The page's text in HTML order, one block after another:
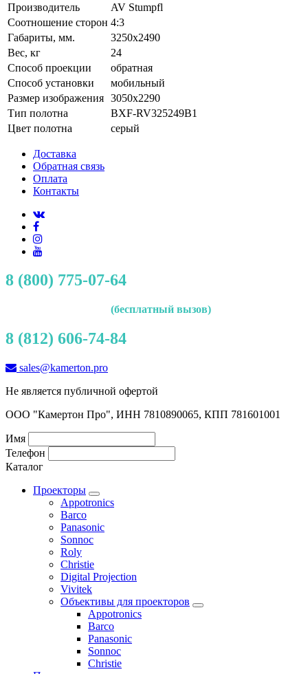
Производитель
AV Stumpfl
Соотношение сторон 4:3
Габариты, мм.
3250x2490
Вес, кг
24
Способ проекции
обратная
Способ установки
мобильный
Размер изображения 3050x2290
Тип полотна
BXF-RV325249B1
Цвет полотна
серый
Доставка
Обратная связь
Оплата
Контакты
8 (800) 775-07-64
(бесплатный вызов)
8 (812) 606-74-84
sales@kamerton.pro
Не является публичной офертой
ООО "Камертон Про", ИНН 7810890065, КПП 781601001
Имя
Телефон
Каталог
Проекторы
Appotronics
Barco
Panasonic
Sonnoc
Roly
Christie
Digital Projection
Vivitek
Объективы для проекторов
Appotronics
Barco
Panasonic
Sonnoc
Сhristie